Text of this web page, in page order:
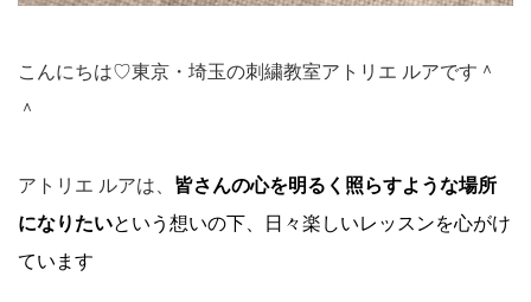
こんにちは♡東京・埼玉の刺繍教室アトリエ ルアです＾
＾
アトリエ ルアは、 皆さんの心を明るく照らすような場所
になりたいという想いの下、日々楽しいレッスンを心がけ
ています